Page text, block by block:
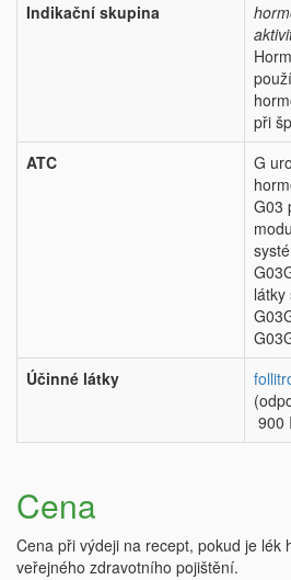
Indikační skupina
při
ATC
G
G03
látky
Účinné látky
900
Cena
Cena při výdeji na recept, pokud je lék
veřejného zdravotního pojištění.